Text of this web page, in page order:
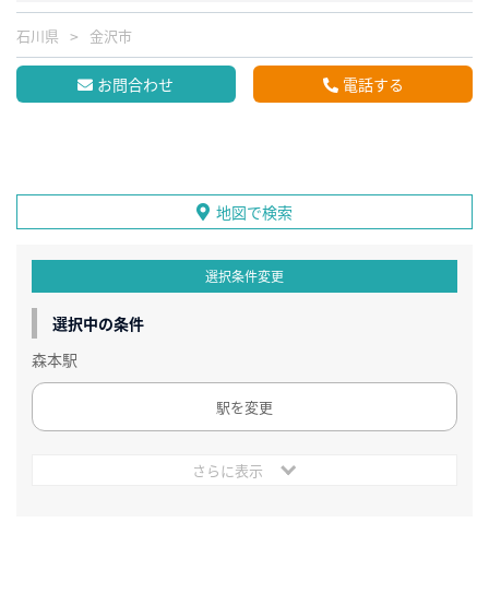
石川県 金沢市
お問合わせ 電話する
地図で検索
選択条件変更
選択中の条件
森本駅
駅を変更
さらに表示